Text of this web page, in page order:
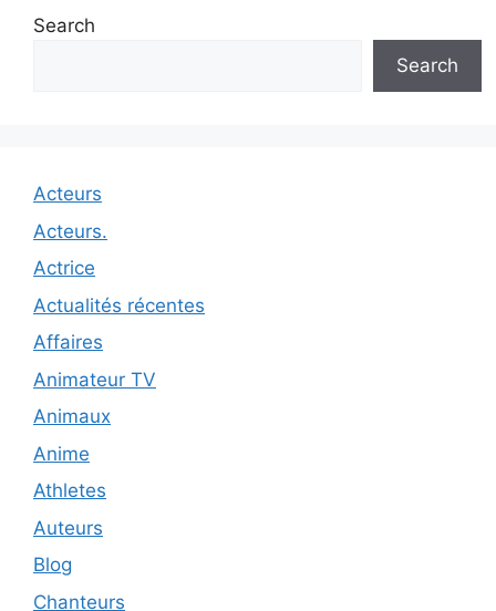
Search
Search
Acteurs
Acteurs.
Actrice
Actualités récentes
Affaires
Animateur TV
Animaux
Anime
Athletes
Auteurs
Blog
Chanteurs